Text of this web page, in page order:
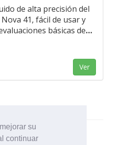
su
continuar
de alta precisión del
41, fácil de usar y
básicas de…
Ver